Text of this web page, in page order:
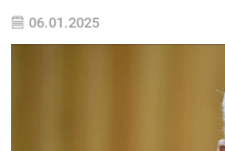
06.01.2025